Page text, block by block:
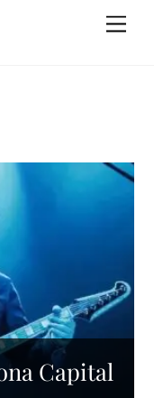
Capital